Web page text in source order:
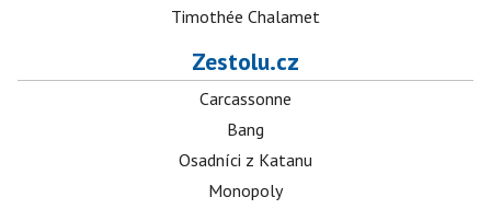
Timothée Chalamet
Zestolu.cz
Carcassonne
Bang
Osadníci z Katanu
Monopoly